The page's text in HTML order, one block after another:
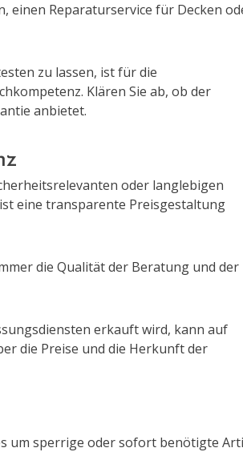
einen Reparaturservice für Decken
zu lassen, ist für die
Klären Sie ab, ob der
anbietet.
oder langlebigen
eine transparente Preisgestaltung
die Qualität der Beratung und der
erkauft wird, kann auf
die Preise und die Herkunft der
um sperrige oder sofort benötigte